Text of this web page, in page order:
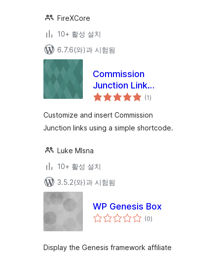
FireXCore
10+ 활성 설치
6.7.6(와)과 시험됨
Commission
Junction Link
Shortcode
(1전
체
점
)
Customize and insert Commission
Junction links using a simple shortcode.
Luke Mlsna
10+ 활성 설치
3.5.2(와)과 시험됨
WP Genesis Box
(0전
체)
Display the Genesis framework affiliate